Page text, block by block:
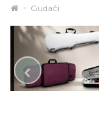
Gudači